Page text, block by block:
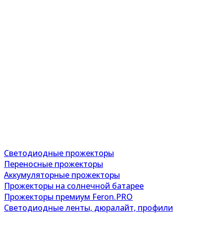
Светодиодные прожекторы
Переносные прожекторы
Аккумуляторные прожекторы
Прожекторы на солнечной батарее
Прожекторы премиум Feron.PRO
Светодиодные ленты, дюралайт, профили